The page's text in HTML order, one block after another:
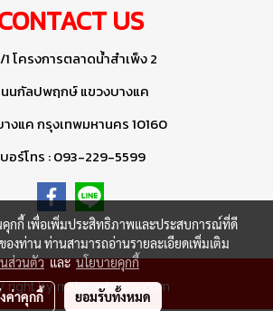
US
1 โครงการตลาดน้ำสำเพ็ง 2
นกัลปพฤกษ์ แขวงบางแค
างแค กรุงเทพมหานคร 10160
บอร์โทร : 093-229-5599
right by makewebeasy.com
คุกกี้ เพื่อเพิ่มประสิทธิภาพและประสบการณ์ที่ดี
องท่าน ท่านสามารถอ่านรายละเอียดเพิ่มเติม
ส่วนตัวและนโยบายคุกกี้
ค่าคุกกี้ ยอมรับทั้งหมด